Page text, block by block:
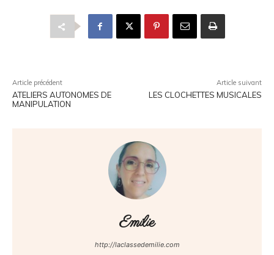
Article précédent
ATELIERS AUTONOMES DE
MANIPULATION
Article suivant
LES CLOCHETTES MUSICALES
Emilie
http://laclassedemilie.com